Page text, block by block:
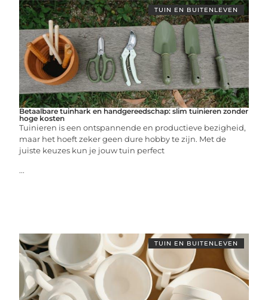
TUIN EN BUITENLEVEN
Betaalbare tuinhark en handgereedschap: slim tuinieren zonder
hoge kosten
Tuinieren is een ontspannende en productieve bezigheid,
maar het hoeft zeker geen dure hobby te zijn. Met de
juiste keuzes kun je jouw tuin perfect
...
TUIN EN BUITENLEVEN